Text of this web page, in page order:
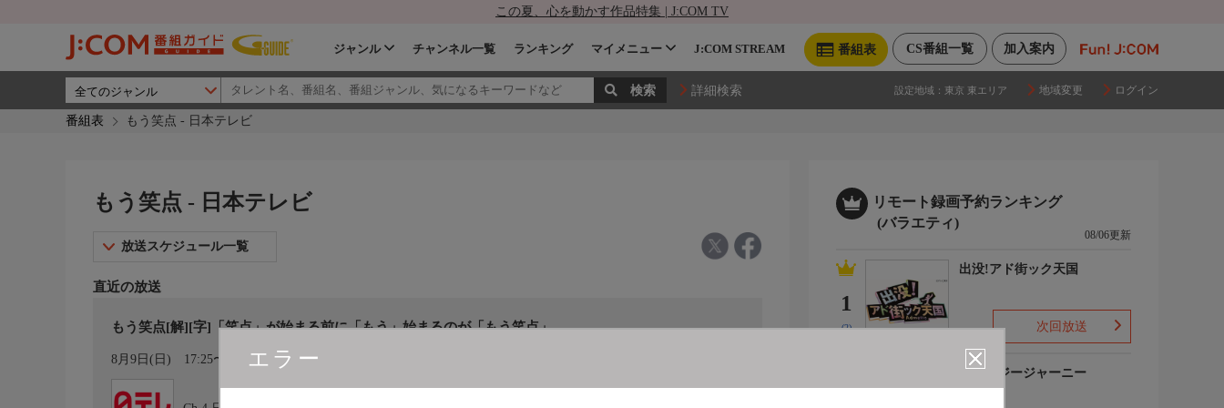
この夏、心を動かす作品特集 | J:COM TV
加入案内
CS番組一覧
番組表
ジャンル チャンネル一覧 ランキング マイメニュー J:COM STREAM
詳細検索 設定地域： 東京 東エリア 地域変更 ログイン
番組表 もう笑点 - 日本テレビ
エラー
もう笑点 - 日本テレビ
放送スケジュール一覧
直近の放送
もう笑点[解][字]「笑点」が始まる前に「もう」始まるのが「もう笑点」。
8月9日(日) 17:25〜17:30 カレンダー登録
リモート録画予約ランキング
(バラエティ)
08/06更新
1
(2)
出没!アド街ック天国
次回放送
クレイジージャーニー